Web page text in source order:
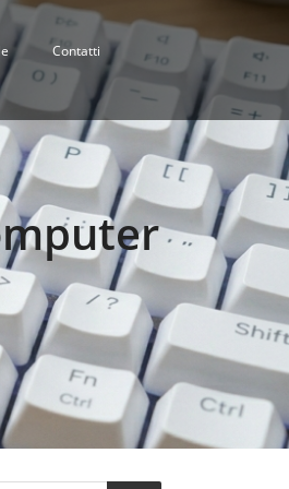
Contatti